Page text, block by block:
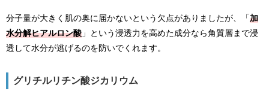
分子量が大きく肌の奥に届かないという欠点がありましたが、「加
水分解ヒアルロン酸 」という浸透力を高めた成分なら角質層まで浸
透して水分が逃げるのを防いでくれます。
グリチルリチン酸ジカリウム